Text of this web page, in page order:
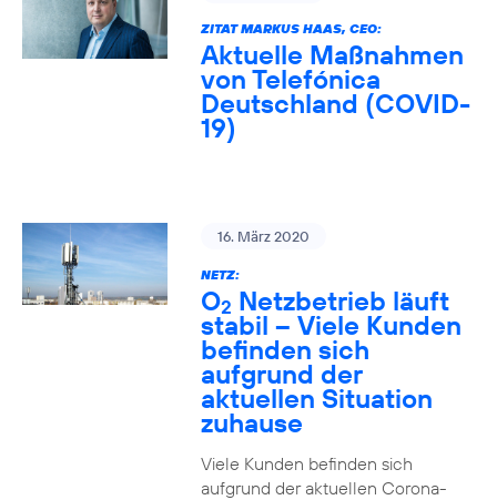
ZITAT MARKUS HAAS, CEO:
Aktuelle Maßnahmen
von Telefónica
Deutschland (COVID-
19)
16. März 2020
NETZ:
O2 Netzbetrieb läuft
stabil – Viele Kunden
befinden sich
aufgrund der
aktuellen Situation
zuhause
Viele Kunden befinden sich
aufgrund der aktuellen Corona-